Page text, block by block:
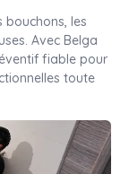
bouchons, les
Avec Belga
fiable pour
toute